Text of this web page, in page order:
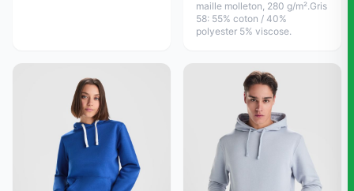
maille molleton, 280 g/m².Gris
58: 55% coton / 40%
polyester 5% viscose.